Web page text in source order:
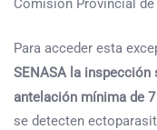
Para acceder esta
SENASA la inspección
antelación mínima de
se detecten